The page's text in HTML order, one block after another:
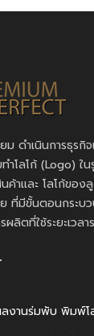
ม ดำเนินการธุรกิ
ำโลโก้ (Logo) ใ
ค้าและ โลโก้ของ
ย ที่มีขั้นตอนกระบ
ลิตที่ใช้ระยะเวลา
งานร่มพับ พิมพ์โ